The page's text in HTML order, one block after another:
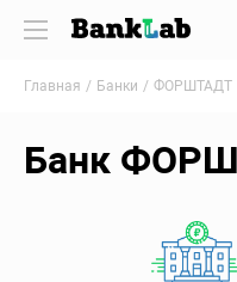
Главная Банки ФОРШТАДТ
Банк